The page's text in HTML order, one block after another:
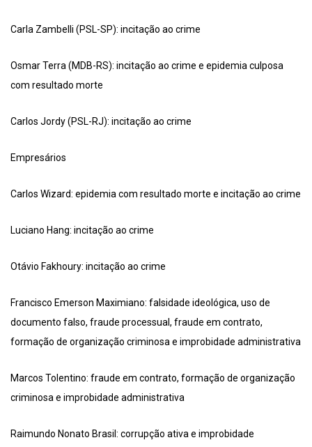
Carla Zambelli (PSL-SP): incitação ao crime
Osmar Terra (MDB-RS): incitação ao crime e epidemia culposa
com resultado morte
Carlos Jordy (PSL-RJ): incitação ao crime
Empresários
Carlos Wizard: epidemia com resultado morte e incitação ao crime
Luciano Hang: incitação ao crime
Otávio Fakhoury: incitação ao crime
Francisco Emerson Maximiano: falsidade ideológica, uso de
documento falso, fraude processual, fraude em contrato,
formação de organização criminosa e improbidade administrativa
Marcos Tolentino: fraude em contrato, formação de organização
criminosa e improbidade administrativa
Raimundo Nonato Brasil: corrupção ativa e improbidade